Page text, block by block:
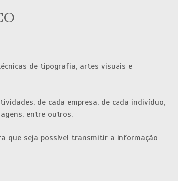
de tipografia, artes visuais e
de cada empresa, de cada indivíduo,
entre outros.
que seja possível transmitir a informação